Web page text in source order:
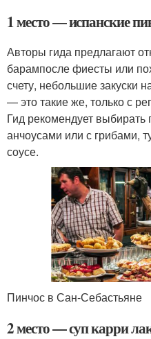
1 место — испанские
Авторы гида предлагают
барампосле фиесты или
счету, небольшие закуски
— это такие же, только с
Гид рекомендует выбирать
анчоусами или с грибами,
соусе.
Пинчос в Сан-Себастьяне
2 место — суп карри